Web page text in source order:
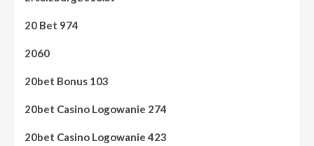
20 Bet 974
2060
20bet Bonus 103
20bet Casino Logowanie 274
20bet Casino Logowanie 423